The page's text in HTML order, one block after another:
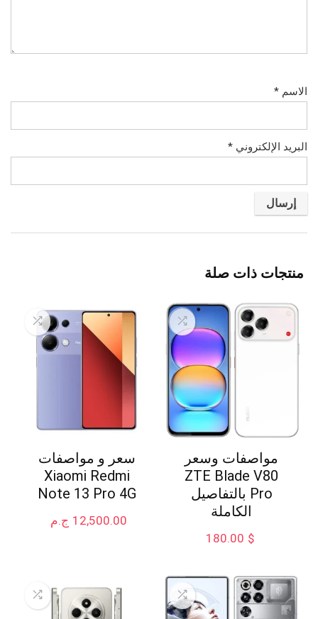
الاسم *
البريد الإلكتروني *
منتجات ذات صلة
مواصفات وسعر
ZTE Blade V80
Pro بالتفاصيل
الكاملة
$
180.00
سعر و مواصفات
Xiaomi Redmi
Note 13 Pro 4G
ج.م 12,500.00